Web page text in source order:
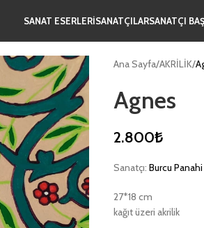
SANAT ESERLERİSANATÇILARSANATÇI
Ana Sayfa/AKRİLİK/
Agnes
2.800₺
Sanatçı: Burcu Panahi
27*18 cm
kağıt üzeri akrilik